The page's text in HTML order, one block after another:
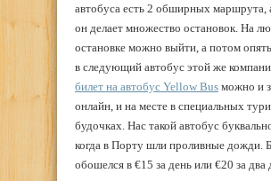
автобуса есть 2 обширных маршрута,
он делает множество остановок. На
остановке можно выйти, а потом
в следующий автобус этой же
билет на автобус Yellow Bus можно и
онлайн, и на месте в специальных
будочках. Нас такой автобус
когда в Порту шли проливные дожди.
обошелся в €15 за день или €20 за два